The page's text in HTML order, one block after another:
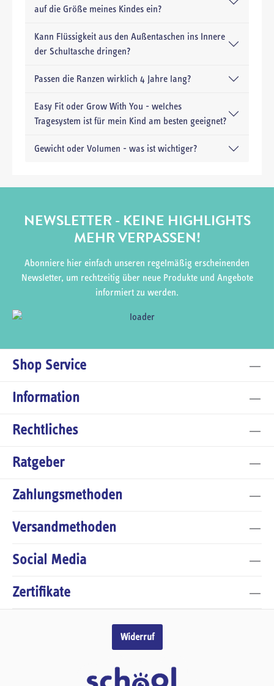
auf die Größe meines Kindes ein?
Kann Flüssigkeit aus den Außentaschen ins Innere
der Schultasche dringen?
Passen die Ranzen wirklich 4 Jahre lang?
Easy Fit oder Grow With You - welches
Tragesystem ist für mein Kind am besten geeignet?
Gewicht oder Volumen - was ist wichtiger?
NEWSLETTER - KEINE HIGHLIGHTS
MEHR VERPASSEN!
Abonniere hier einfach unseren regelmäßig erscheinenden
Newsletter, um rechtzeitig über neue Produkte und Angebote
informiert zu werden.
Shop Service
Information
Rechtliches
Ratgeber
Zahlungsmethoden
Versandmethoden
Social Media
Zertifikate
Widerruf